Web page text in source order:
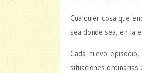
Cualquier cosa que
sea donde sea, en la
Cada nuevo
situaciones ordinarias